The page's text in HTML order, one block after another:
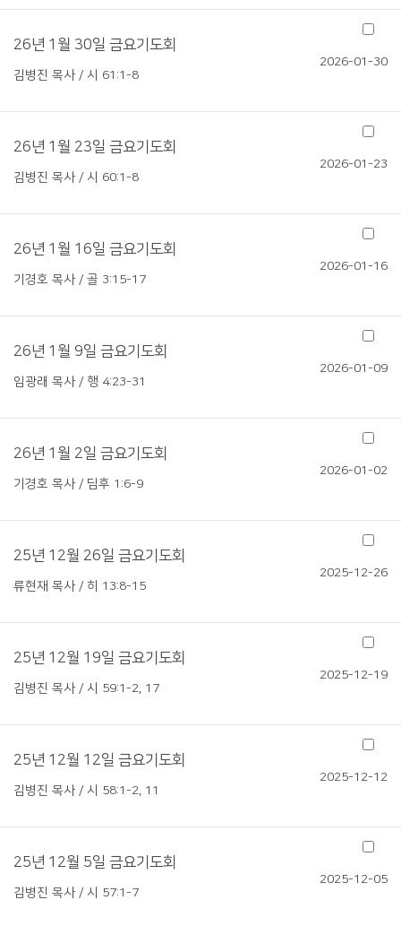
26년 1월 30일 금요기도회
김병진 목사 / 시 61:1-8
2026-01-30
26년 1월 23일 금요기도회
김병진 목사 / 시 60:1-8
2026-01-23
26년 1월 16일 금요기도회
기경호 목사 / 골 3:15-17
2026-01-16
26년 1월 9일 금요기도회
임광래 목사 / 행 4:23-31
2026-01-09
26년 1월 2일 금요기도회
기경호 목사 / 딤후 1:6-9
2026-01-02
25년 12월 26일 금요기도회
류현재 목사 / 히 13:8-15
2025-12-26
25년 12월 19일 금요기도회
김병진 목사 / 시 59:1-2, 17
2025-12-19
25년 12월 12일 금요기도회
김병진 목사 / 시 58:1-2, 11
2025-12-12
25년 12월 5일 금요기도회
김병진 목사 / 시 57:1-7
2025-12-05